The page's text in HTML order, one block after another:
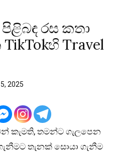
පිළිබඳ රස කතා
Travel
2025
කැමති, තමන්ට ගැලපෙන
තැනක් සොයා ගැනීම